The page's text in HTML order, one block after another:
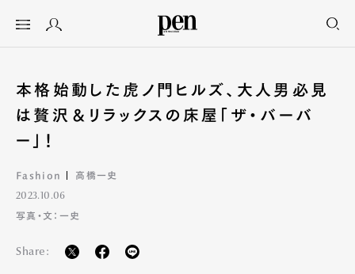
本格始動した虎ノ門ヒルズ、大人男必見
は贅沢＆リラックスの床屋「ザ・バーバ
ー」！
Fashion 高橋一史
2023.10.06
写真・文：一史
Share: